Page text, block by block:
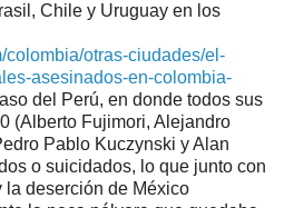
Chile y Uruguay en los
colombia/otras-ciudades/el-
asesinados-en-colombia-
del Perú, en donde todos sus
(Alberto Fujimori, Alejandro
Pablo Kuczynski y Alan
o suicidados, lo que junto con
la deserción de México